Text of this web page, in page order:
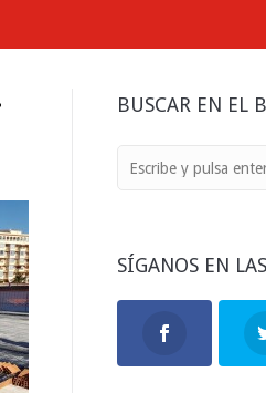
BUSCAR EN EL
SÍGANOS EN